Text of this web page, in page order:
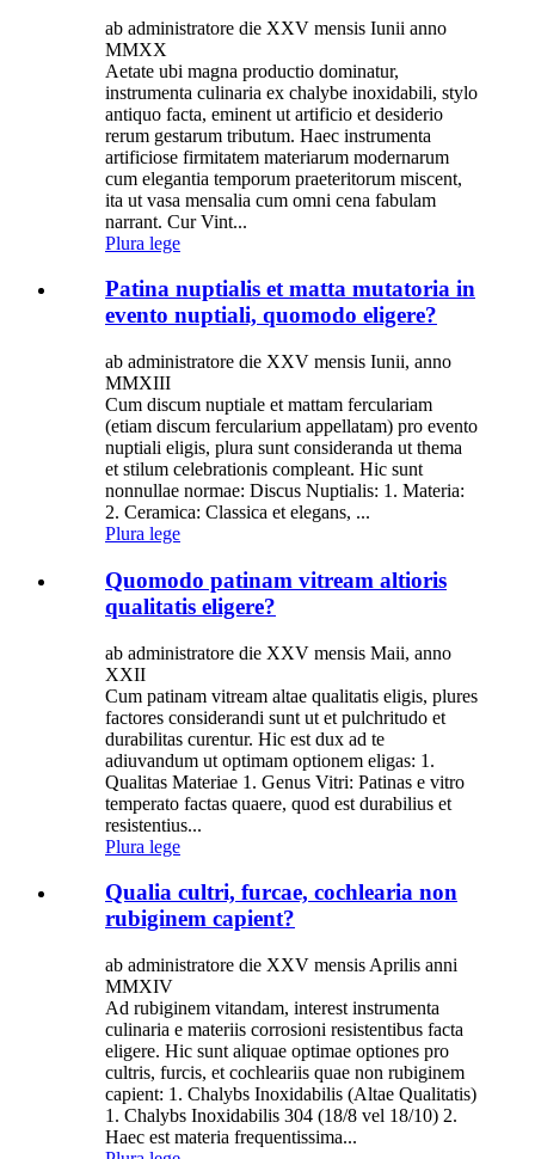
ab administratore die XXV mensis Iunii anno
MMXX
Aetate ubi magna productio dominatur,
instrumenta culinaria ex chalybe inoxidabili, stylo
antiquo facta, eminent ut artificio et desiderio
rerum gestarum tributum. Haec instrumenta
artificiose firmitatem materiarum modernarum
cum elegantia temporum praeteritorum miscent,
ita ut vasa mensalia cum omni cena fabulam
narrant. Cur Vint...
Plura lege
Patina nuptialis et matta mutatoria in
evento nuptiali, quomodo eligere?
ab administratore die XXV mensis Iunii, anno
MMXIII
Cum discum nuptiale et mattam ferculariam
(etiam discum fercularium appellatam) pro evento
nuptiali eligis, plura sunt consideranda ut thema
et stilum celebrationis compleant. Hic sunt
nonnullae normae: Discus Nuptialis: 1. Materia:
2. Ceramica: Classica et elegans, ...
Plura lege
Quomodo patinam vitream altioris
qualitatis eligere?
ab administratore die XXV mensis Maii, anno
XXII
Cum patinam vitream altae qualitatis eligis, plures
factores considerandi sunt ut et pulchritudo et
durabilitas curentur. Hic est dux ad te
adiuvandum ut optimam optionem eligas: 1.
Qualitas Materiae 1. Genus Vitri: Patinas e vitro
temperato factas quaere, quod est durabilius et
resistentius...
Plura lege
Qualia cultri, furcae, cochlearia non
rubiginem capient?
ab administratore die XXV mensis Aprilis anni
MMXIV
Ad rubiginem vitandam, interest instrumenta
culinaria e materiis corrosioni resistentibus facta
eligere. Hic sunt aliquae optimae optiones pro
cultris, furcis, et cochleariis quae non rubiginem
capient: 1. Chalybs Inoxidabilis (Altae Qualitatis)
1. Chalybs Inoxidabilis 304 (18/8 vel 18/10) 2.
Haec est materia frequentissima...